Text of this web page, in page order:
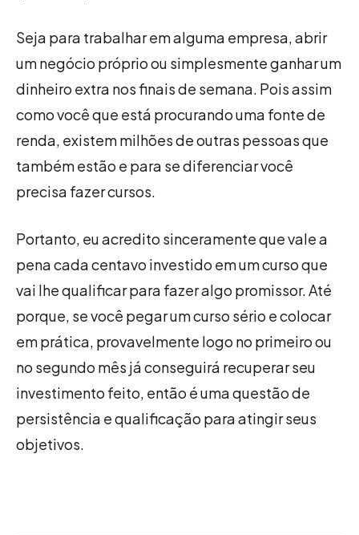
Seja para trabalhar em alguma empresa, abrir
um negócio próprio ou simplesmente ganhar um
dinheiro extra nos finais de semana. Pois assim
como você que está procurando uma fonte de
renda, existem milhões de outras pessoas que
também estão e para se diferenciar você
precisa fazer cursos.
Portanto, eu acredito sinceramente que vale a
pena cada centavo investido em um curso que
vai lhe qualificar para fazer algo promissor. Até
porque, se você pegar um curso sério e colocar
em prática, provavelmente logo no primeiro ou
no segundo mês já conseguirá recuperar seu
investimento feito, então é uma questão de
persistência e qualificação para atingir seus
objetivos.